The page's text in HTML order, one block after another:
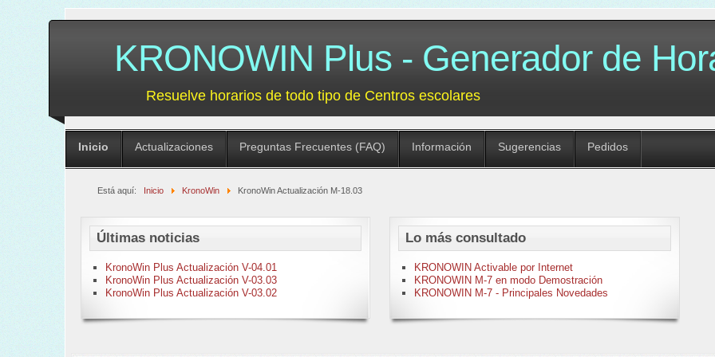
KRONOWIN Plus - Generador de
Resuelve horarios de todo tipo de Centros escolares
Inicio Actualizaciones Preguntas Frecuentes (FAQ) Información Sugerencias Pedidos
Está aquí: Inicio KronoWin KronoWin Actualización M-18.03
Últimas noticias
KronoWin Plus Actualización V-04.01
KronoWin Plus Actualización V-03.03
KronoWin Plus Actualización V-03.02
Lo más consultado
KRONOWIN Activable por Internet
KRONOWIN M-7 en modo Demostración
KRONOWIN M-7 - Principales Novedades